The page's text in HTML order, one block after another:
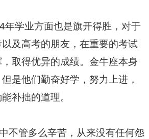
学业方面也是旗开得胜，对于
及高考的朋友，在重要的考试
取得优异的成绩。金牛座本身
是他们勤奋好学，努力上进，
补拙的道理。
不管多么辛苦，从来没有任何怨